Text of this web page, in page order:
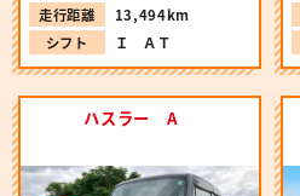
走行距離
13,494km
シフト
Ｉ ＡＴ
ハスラー A